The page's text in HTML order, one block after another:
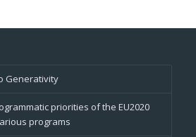
Generativity
priorities of the EU2020
programs